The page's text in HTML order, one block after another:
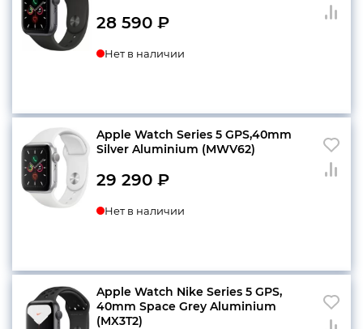
28 590 ₽
Нет в наличии
Apple Watch Series 5 GPS,40mm
Silver Aluminium (MWV62)
29 290 ₽
Нет в наличии
Apple Watch Nike Series 5 GPS,
40mm Space Grey Aluminium
(MX3T2)
конфиденциальности
выходных)